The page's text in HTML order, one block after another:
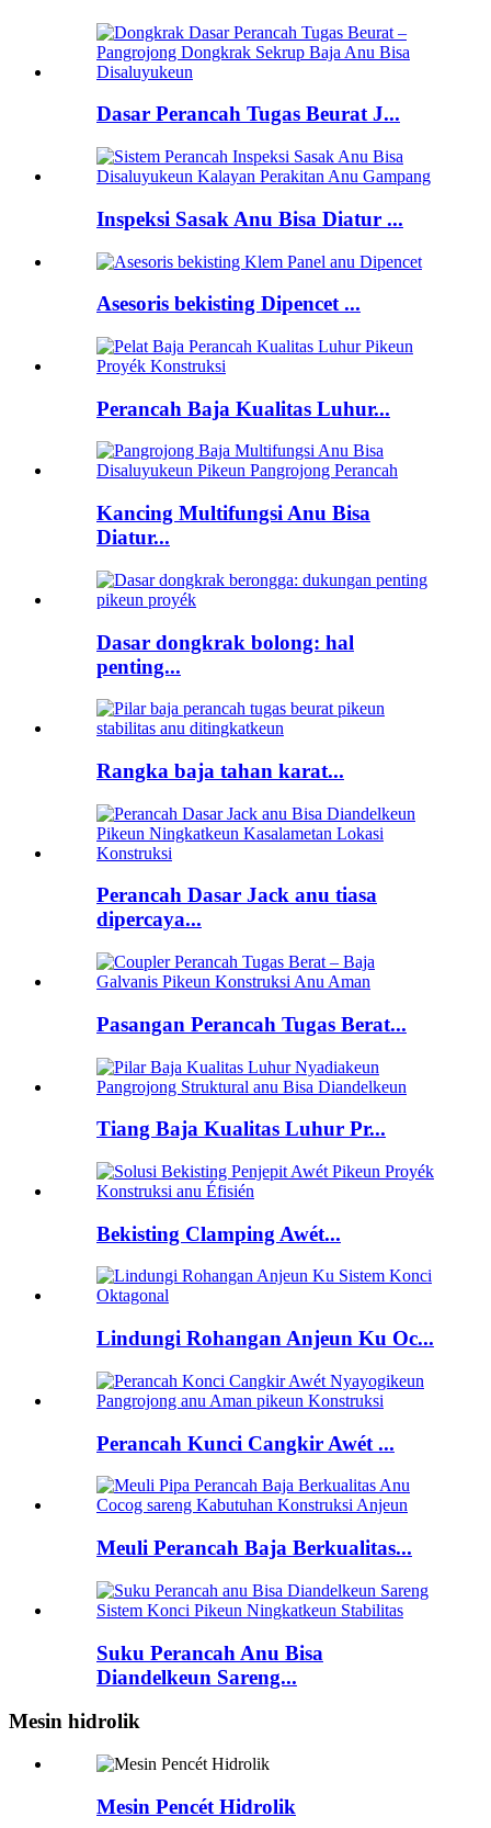
Dasar Perancah Tugas Beurat J...
Inspeksi Sasak Anu Bisa Diatur ...
Asesoris bekisting Dipencet ...
Perancah Baja Kualitas Luhur...
Kancing Multifungsi Anu Bisa
Diatur...
Dasar dongkrak bolong: hal
penting...
Rangka baja tahan karat...
Perancah Dasar Jack anu tiasa
dipercaya...
Pasangan Perancah Tugas Berat...
Tiang Baja Kualitas Luhur Pr...
Bekisting Clamping Awét...
Lindungi Rohangan Anjeun Ku Oc...
Perancah Kunci Cangkir Awét ...
Meuli Perancah Baja Berkualitas...
Suku Perancah Anu Bisa
Diandelkeun Sareng...
Mesin hidrolik
Mesin Pencét Hidrolik